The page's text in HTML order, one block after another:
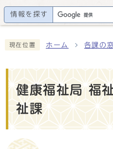
情報を探す
現在位置 ホーム 各課の
健康福祉局 福
祉課